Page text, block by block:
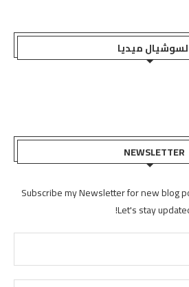
ميديا
NEWSLETTER
Subscribe my Newsletter for new blog
Let's stay